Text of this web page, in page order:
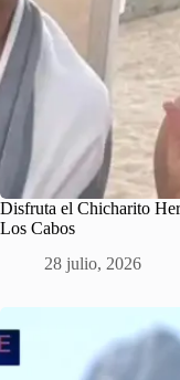
Disfruta el Chicharito
Los Cabos
28 julio, 2026